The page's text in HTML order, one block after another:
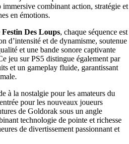
combinant action, stratégie et
en émotions.
Des Loups, chaque séquence est
d’intensité et de dynamisme, soutenue
et une bande sonore captivante
jeu sur PS5 distingue également par
et un gameplay fluide, garantissant
à la nostalgie pour les amateurs du
pour les nouveaux joueurs
de Goldorak sous un angle
technologie de pointe et richesse
de divertissement passionnant et